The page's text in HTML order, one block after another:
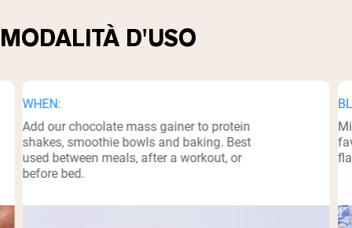
MODALITÀ D'USO
WHEN:
Add our chocolate mass gainer to protein
shakes, smoothie bowls and baking. Best
used between meals, after a workout, or
before bed.